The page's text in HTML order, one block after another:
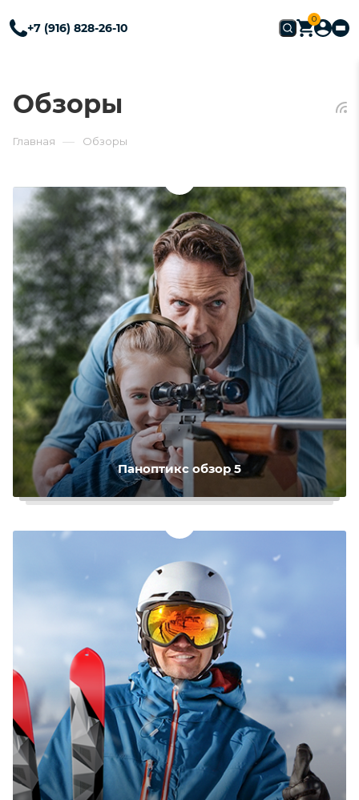
+7 (916) 828-26-10
0
Обзоры
Главная — Обзоры
Паноптикс обзор 5